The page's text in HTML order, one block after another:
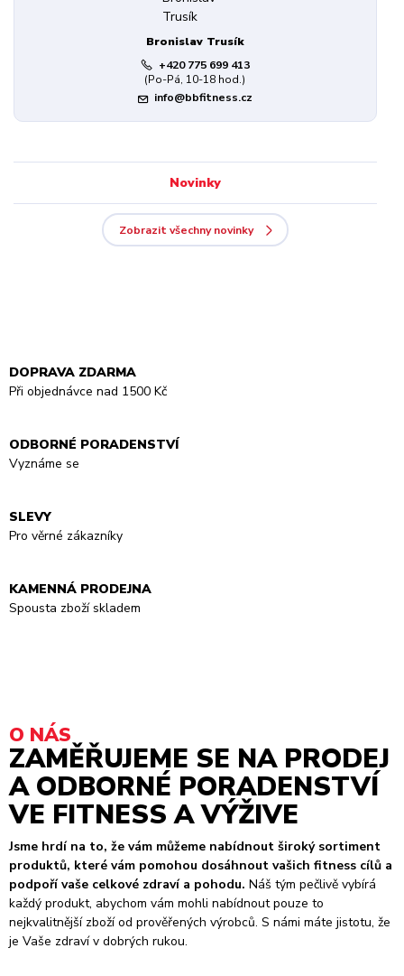
Bronislav Trusík
+420 775 699 413
(Po-Pá, 10-18 hod.)
info@bbfitness.cz
Novinky
Zobrazit všechny novinky
DOPRAVA ZDARMA
Při objednávce nad 1500 Kč
ODBORNÉ PORADENSTVÍ
Vyznáme se
SLEVY
Pro věrné zákazníky
KAMENNÁ PRODEJNA
Spousta zboží skladem
O NÁS
ZAMĚŘUJEME SE NA PRODEJ
A ODBORNÉ PORADENSTVÍ
VE FITNESS A VÝŽIVE
Jsme hrdí na to, že vám můžeme nabídnout široký sortiment
produktů, které vám pomohou dosáhnout vašich fitness cílů a
podpoří vaše celkové zdraví a pohodu. Náš tým pečlivě vybírá
každý produkt, abychom vám mohli nabídnout pouze to
nejkvalitnější zboží od prověřených výrobců. S námi máte jistotu, že
je Vaše zdraví v dobrých rukou.